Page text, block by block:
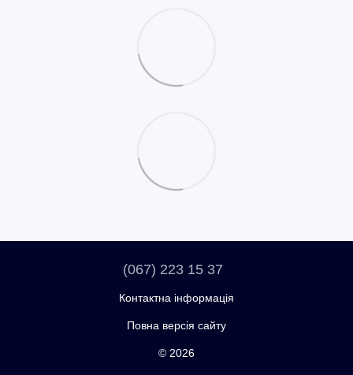
(067) 223 15 37
Контактна інформація
Повна версія сайту
© 2026